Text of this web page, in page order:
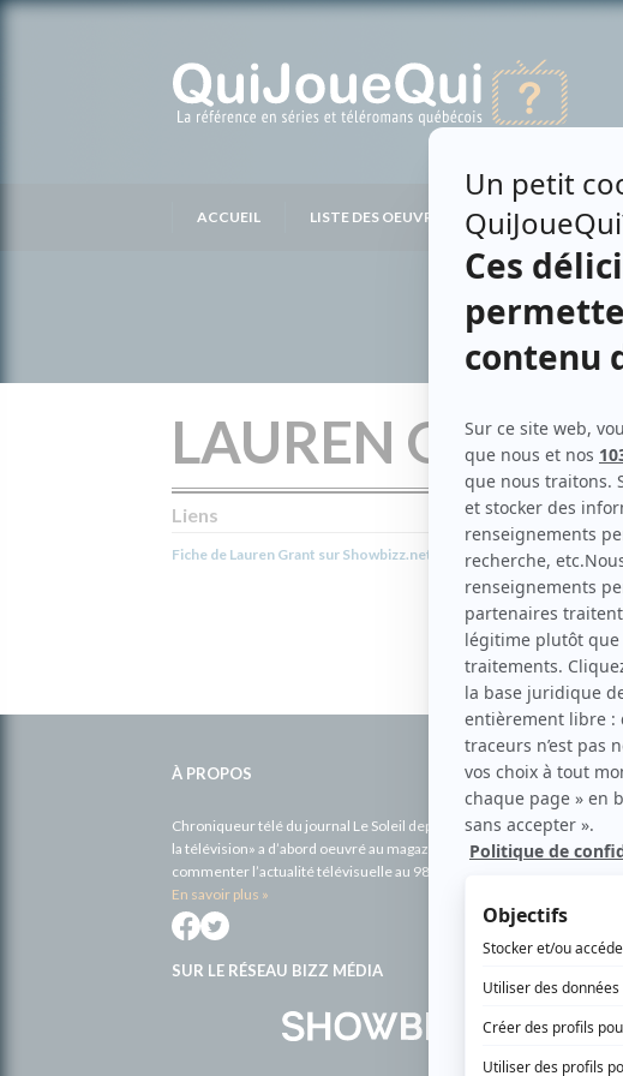
ACCUEIL LISTE DES OEUVRES LISTE DES
LAUREN GRANT
Liens
Fiche de Lauren Grant sur Showbizz.net
À PROPOS
Chroniqueur télé du journal Le Soleil depuis 2001, Richard Therrien
la télévision» a d’abord oeuvré au magazine TV Hebdo de 1996 à
commenter l’actualité télévisuelle au 98,5.
En savoir plus »
SUR LE RÉSEAU BIZZ MÉDIA